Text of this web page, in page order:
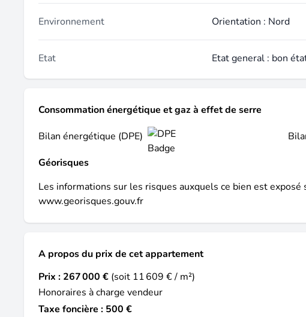
Environnement Orientation : Nord
Etat Etat general : bon
Consommation énergétique et gaz à effet de serre
Bilan énergétique (DPE)
Géorisques
Les informations sur les risques auxquels ce bien est
www.georisques.gouv.fr
A propos du prix de cet appartement
Prix : 267 000 € (soit 11 609 € / m²)
Honoraires à charge vendeur
Taxe foncière : 500 €